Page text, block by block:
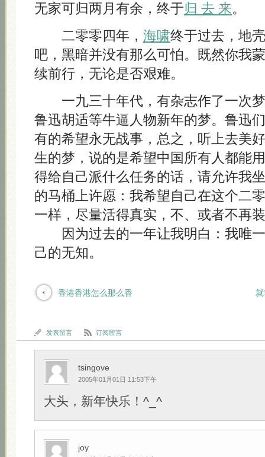
无家可归两月有余，终于归 去 来。
二零零四年， 海啸终于过去，地
吧，黑暗并没有那么可怕。既然你我
续前行，无论是否艰难。
一九三十年代，有杂志作了一次梦
鲁迅胡适等牛逼人物新年的梦。鲁迅
有的希望永无战事，总之，听上去美
生的梦，说的是希望中国所有人都能
得给自己派什么任务的话，请允许我
的马桶上许愿：我希望自己在这个二
一样，尽量活得真实，不、或者不再
因为过去的一年让我明白：我唯一
己的无知。
香港香港怎么那么香
发表留言 订阅留言
tsingove
2005年01月01日 11:53下午
大头，新年快乐！^_^
joy